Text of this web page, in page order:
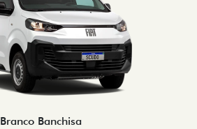
Branco Banchisa